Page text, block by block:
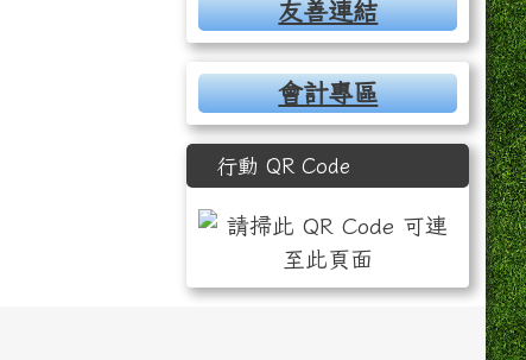
」之相片編號 21 原圖
次段考、華藝杯歌唱演奏」之相片編號 22 原圖
市長杯數學競賽、第二次段考、華藝杯歌唱演奏」之相片編號
友善連結
會計專區
行動 QR Code